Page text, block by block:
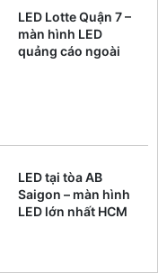
LED Lotte Quận 7 –
màn hình LED
quảng cáo ngoài
LED tại tòa AB
Saigon – màn hình
LED lớn nhất HCM